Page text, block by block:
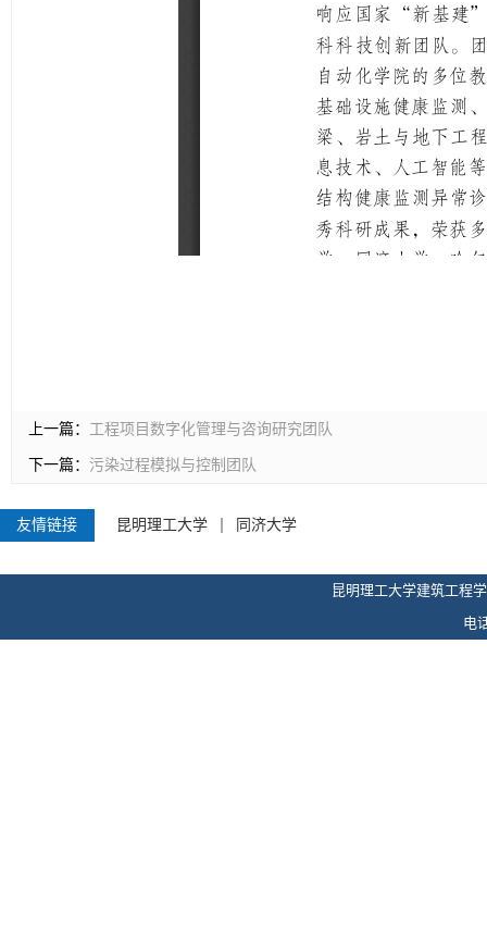
上一篇： 工程项目数字化管理与咨询研究团队
下一篇： 污染过程模拟与控制团队
友情链接 昆明理工大学 同济大学
昆明理工大学建筑工程
电